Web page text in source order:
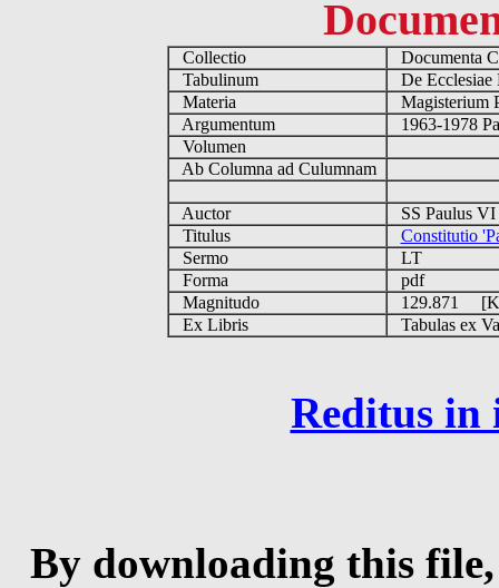
Collectio
Documenta
Tabulinum
De
Materia
Magisterium
Argumentum
1963-1978
Volumen
Ab Columna ad Culumnam
Auctor
SS Paulus
Titulus
Constitutio
Sermo
LT
Forma
pdf
Magnitudo
129.871
Ex Libris
Tabulas ex
Reditus in
By downloading this